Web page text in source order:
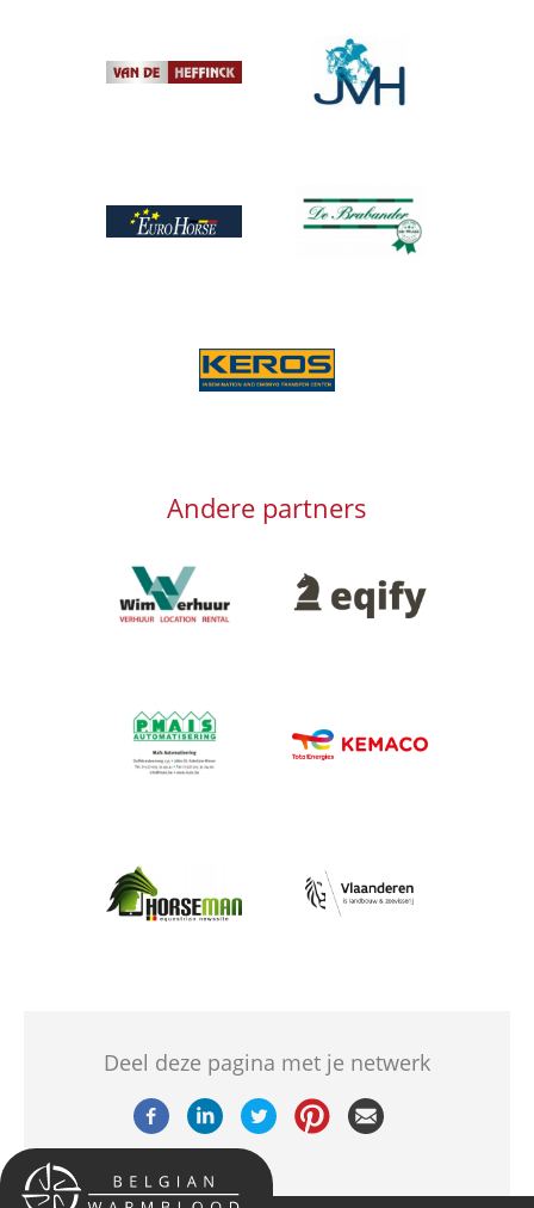
Afbeelding
Afbeelding
Afbeelding
Afbeelding
Afbeelding
Andere partners
Afbeelding Afbeelding
Afbeelding
Afbeelding
Afbeelding Afbeelding
Deel deze pagina met je netwerk